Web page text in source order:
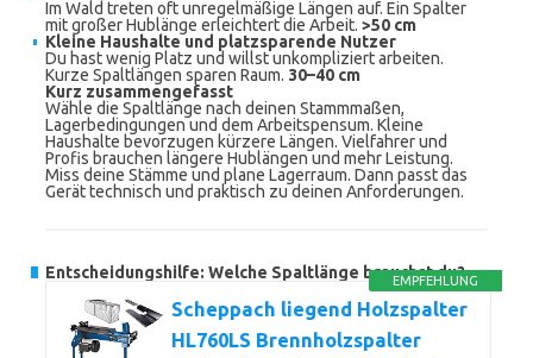
Im Wald treten oft unregelmäßige Längen auf. Ein Spalter
mit großer Hublänge erleichtert die Arbeit. >50 cm
Kleine Haushalte und platzsparende Nutzer
Du hast wenig Platz und willst unkompliziert arbeiten.
Kurze Spaltlängen sparen Raum. 30–40 cm
Kurz zusammengefasst
Wähle die Spaltlänge nach deinen Stammmaßen,
Lagerbedingungen und dem Arbeitspensum. Kleine
Haushalte bevorzugen kürzere Längen. Vielfahrer und
Profis brauchen längere Hublängen und mehr Leistung.
Miss deine Stämme und plane Lagerraum. Dann passt das
Gerät technisch und praktisch zu deinen Anforderungen.
Entscheidungshilfe: Welche Spaltlänge brauchst du?
EMPFEHLUNG
Scheppach liegend Holzspalter
HL760LS Brennholzspalter